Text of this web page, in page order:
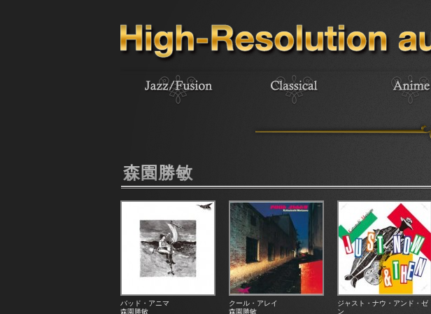
森園勝敏
バッド・アニマ
森園勝敏
クール・アレイ
森園勝敏
ジャスト・ナウ・アンド・ゼ
ン